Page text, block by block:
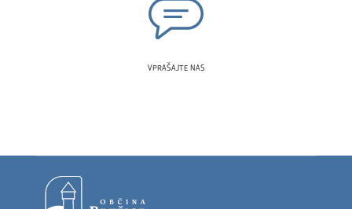
VPRAŠAJTE NAS
Noga strani